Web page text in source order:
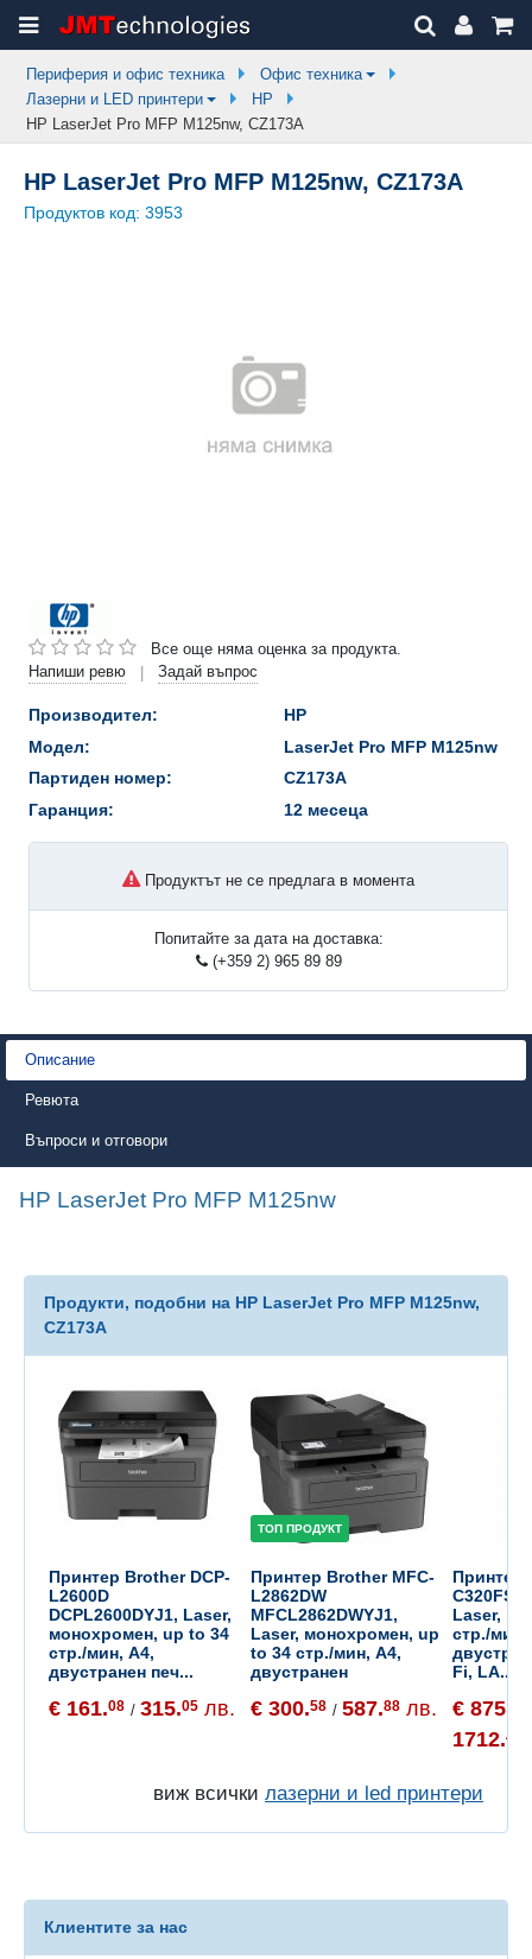
Периферия и офис техника
Офис техника
Лазерни и LED принтери
HP
HP LaserJet Pro MFP M125nw, CZ173A
HP LaserJet Pro MFP M125nw, CZ173A
Продуктов код: 3953
Все още няма оценка за продукта.
Напиши ревю
| Задай въпрос
Производител:
HP
Модел:
LaserJet Pro MFP M125nw
Партиден номер:
CZ173A
Гаранция:
12 месеца
Продуктът не се предлага в момента
Попитайте за дата на доставка:
(+359 2) 965 89 89
Описание
Ревюта
Въпроси и отговори
HP LaserJet Pro MFP M125nw
Продукти, подобни на HP LaserJet Pro MFP M125nw,
CZ173A
Принтер Brother DCP-
L2600D
DCPL2600DYJ1, Laser,
монохромен, up to 34
стр./мин, A4,
двустранен печ...
€ 161.08 / 315.05 лв.
ТОП ПРОДУКТ
Принтер Brother MFC-
L2862DW
MFCL2862DWYJ1,
Laser, монохромен, up
to 34 стр./мин, A4,
двустранен
€ 300.58 / 587.88 лв.
Принтер
C320FSE
Laser,
стр./мин,
Fi, LA...
€ 875.
1712.41
виж всички лазерни и led принтери
Клиентите за нас